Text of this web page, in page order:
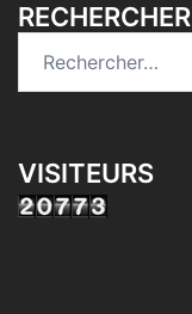
RECHERCHER
VISITEURS